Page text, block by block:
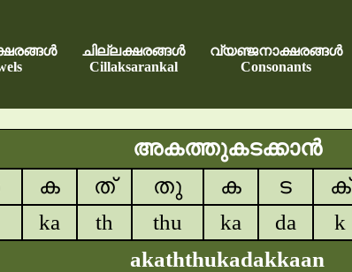
ചില്ലക്ഷരങ്ങൾ
Cillaksarankal
വ്യഞ്ജനാക്ഷരങ്ങൾ
Consonants
അകത്തുകടക്കാൻ
ക ത് തു ക ട ക്
ka th thu ka da k
akaththukadakkaan